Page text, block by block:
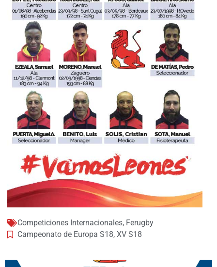
Competiciones Internacionales, Ferugby
Campeonato de Europa S18, XV S18